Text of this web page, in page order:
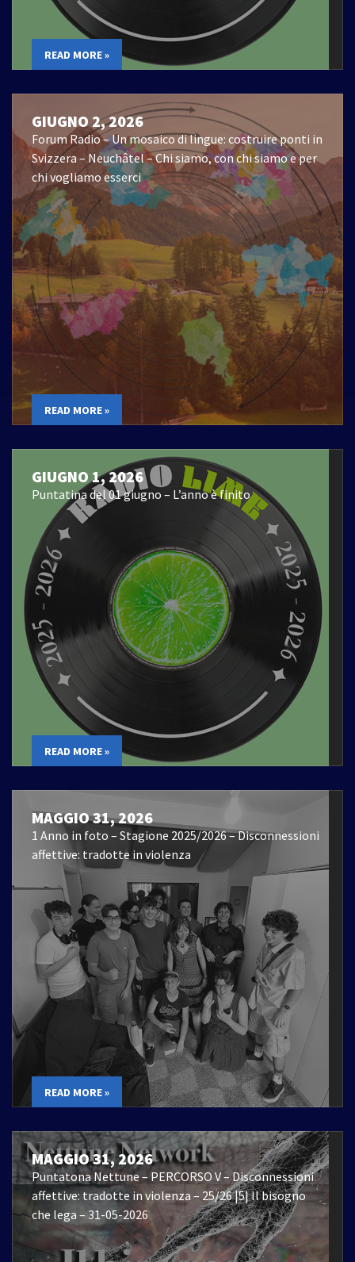
READ MORE »
GIUGNO 2, 2026
Forum Radio – Un mosaico di lingue: costruire ponti in
Svizzera – Neuchâtel – Chi siamo, con chi siamo e per
chi vogliamo esserci
READ MORE »
GIUGNO 1, 2026
Puntatina del 01 giugno – L’anno è finito
READ MORE »
MAGGIO 31, 2026
1 Anno in foto – Stagione 2025/2026 – Disconnessioni
affettive: tradotte in violenza
READ MORE »
MAGGIO 31, 2026
Puntatona Nettune – PERCORSO V – Disconnessioni
affettive: tradotte in violenza – 25/26 |5| Il bisogno
che lega – 31-05-2026